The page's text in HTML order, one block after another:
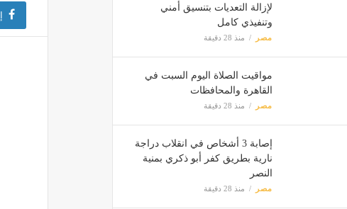
لإزالة التعديات بتنسيق أمني
وتنفيذي كامل
مصر منذ 28 دقيقة
مواقيت الصلاة اليوم السبت في
القاهرة والمحافظات
مصر منذ 28 دقيقة
إصابة 3 أشخاص في انقلاب دراجة
نارية بطريق كفر أبو ذكري بمنية
النصر
مصر منذ 28 دقيقة